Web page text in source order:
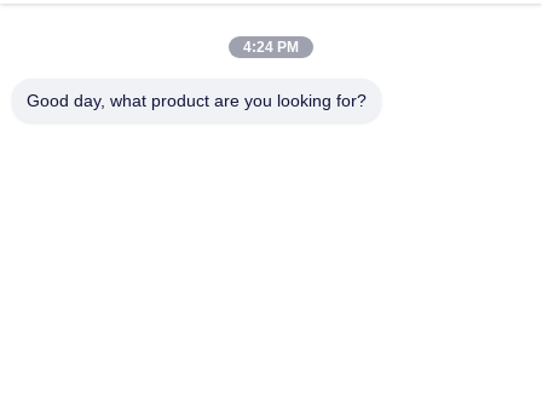
트
4:24 PM
Good day, what product are you looking for?